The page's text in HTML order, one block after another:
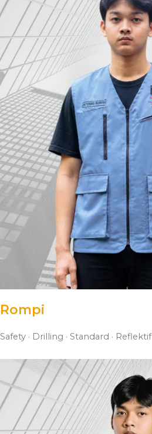
Rompi
Safety · Drilling · Standard · Reflektif